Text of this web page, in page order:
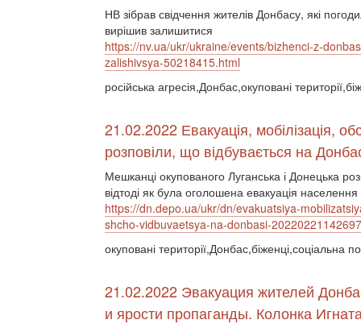
НВ зібрав свідчення жителів Донбасу, які
вирішив залишитися
https://nv.ua/ukr/ukraine/events/bizhenci-z-
zalishivsya-50218415.html
російська агресія,Донбас,окуповані
21.02.2022 Евакуація, мобілізація,
розповіли, що відбувається на
Мешканці окупованого Луганська і Донецька
відтоді як була оголошена евакуація населення
https://dn.depo.ua/ukr/dn/evakuatsiya-
shcho-vidbuvaetsya-na-donbasi-
окуповані території,Донбас,біженці,соціальна
21.02.2022 Эвакуация жителей
и ярости пропаганды. Колонка